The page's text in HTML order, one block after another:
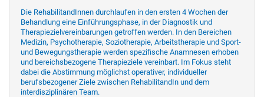
Die RehabilitandInnen durchlaufen in den ersten 4 Wochen der
Behandlung eine Einführungsphase, in der Diagnostik und
Therapiezielvereinbarungen getroffen werden. In den Bereichen
Medizin, Psychotherapie, Soziotherapie, Arbeitstherapie und Sport-
und Bewegungstherapie werden spezifische Anamnesen erhoben
und bereichsbezogene Therapieziele vereinbart. Im Fokus steht
dabei die Abstimmung möglichst operativer, individueller
berufsbezogener Ziele zwischen RehabilitandIn und dem
interdisziplinären Team.